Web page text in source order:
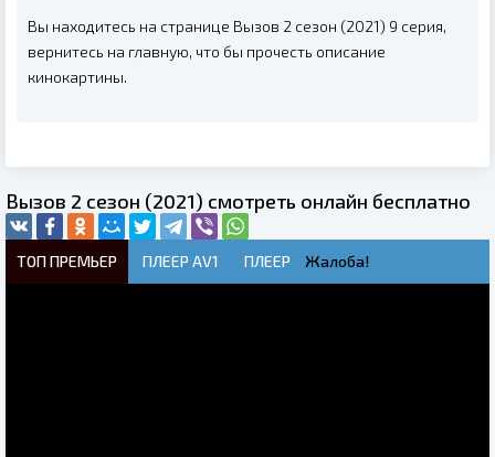
Вы находитесь на странице Вызов 2 сезон (2021) 9 серия,
вернитесь на главную, что бы прочесть описание
кинокартины.
Вызов 2 сезон (2021) смотреть онлайн бесплатно
ТОП ПРЕМЬЕР ПЛЕЕР AV1 ПЛЕЕР Жалоба!